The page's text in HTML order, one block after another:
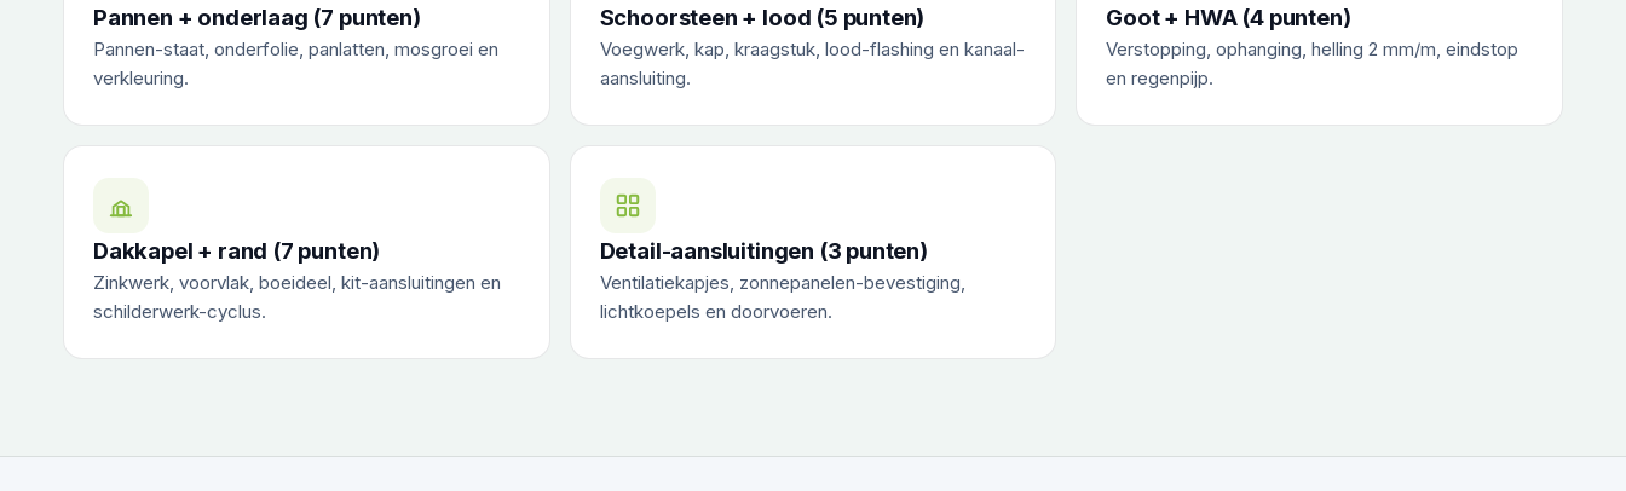
Pannen + onderlaag (7 punten)
Pannen-staat, onderfolie, panlatten, mosgroei en
verkleuring.
Schoorsteen + lood (5 punten)
Voegwerk, kap, kraagstuk, lood-flashing en kanaal-
aansluiting.
Goot + HWA (4 punten)
Verstopping, ophanging, helling 2 mm/m, eindstop
en regenpijp.
Dakkapel + rand (7 punten)
Zinkwerk, voorvlak, boeideel, kit-aansluitingen en
schilderwerk-cyclus.
Detail-aansluitingen (3 punten)
Ventilatiekapjes, zonnepanelen-bevestiging,
lichtkoepels en doorvoeren.